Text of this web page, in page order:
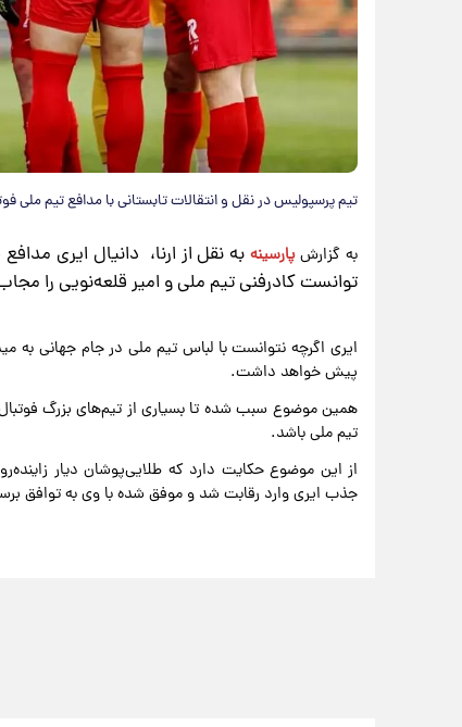
تیم پرسپولیس در نقل و انتقالات تابستانی با مدافع تیم ملی
به گزارش پارسینه به نقل از ارنا، دانیال ایری
توانست کادرفنی تیم ملی و امیر قلعه‌نویی را مجاب
پیش خواهد داشت.
همین موضوع سبب شده تا بسیاری از تیم‌های بزرگ فوتبال
تیم ملی باشد.
از این موضوع حکایت دارد که طلایی‌پوشان دیار
جذب ایری وارد رقابت شد و موفق شده با وی به توافق